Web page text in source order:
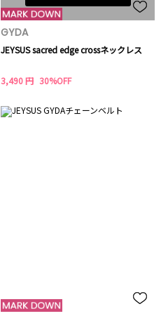
GYDA
JEYSUS sacred edge crossネックレス
3,490 円 30%OFF